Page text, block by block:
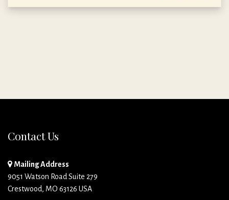
Contact Us
Mailing Address
9051 Watson Road Suite 279
Crestwood, MO 63126 USA